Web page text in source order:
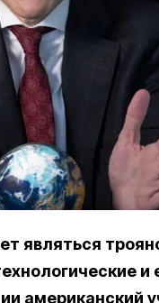
являться
и
американский